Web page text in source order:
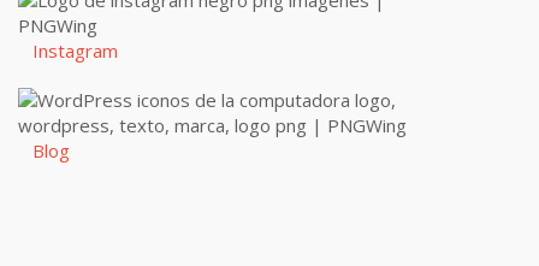
Instagram
Blog